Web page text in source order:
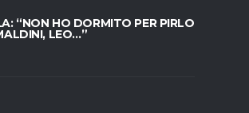
“NON HO DORMITO PER PIRLO.
LEO…”